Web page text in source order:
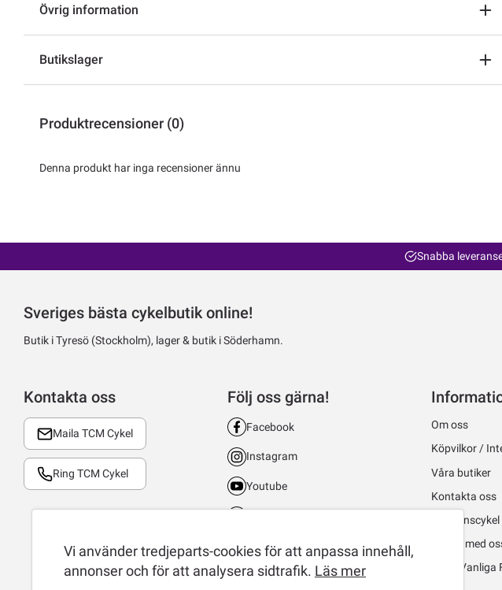
Övrig information
Butikslager
Produktrecensioner (0)
Denna produkt har inga recensioner ännu
Snabba
Sveriges bästa cykelbutik online!
Butik i Tyresö (Stockholm), lager & butik i Söderhamn.
Kontakta oss
Maila TCM Cykel
Ring TCM Cykel
Följ oss gärna!
Facebook
Instagram
Youtube
TikTok
Om oss
Köpvilkor /
Våra butiker
Kontakta oss
Förmånscykel
Jobba med
FAQ -
Vi använder tredjeparts-cookies för att anpassa innehåll,
annonser och för att analysera sidtrafik. Läs mer